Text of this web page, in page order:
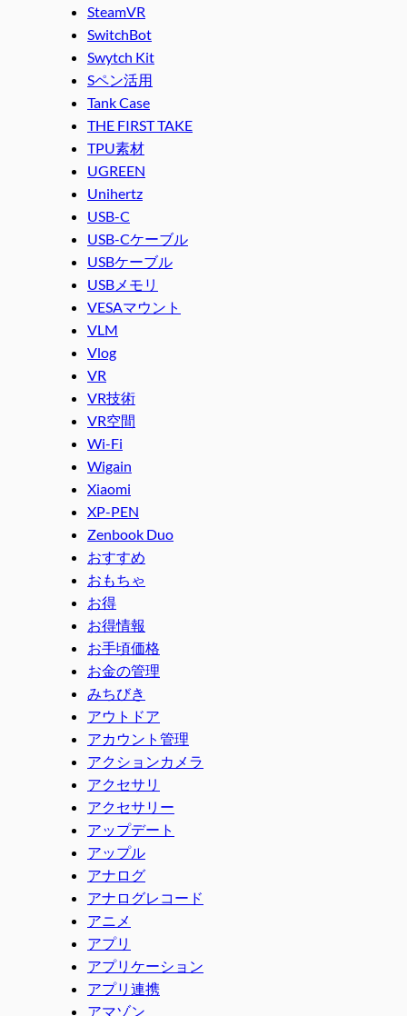
SteamVR
SwitchBot
Swytch Kit
Sペン活用
Tank Case
THE FIRST TAKE
TPU素材
UGREEN
Unihertz
USB-C
USB-Cケーブル
USBケーブル
USBメモリ
VESAマウント
VLM
Vlog
VR
VR技術
VR空間
Wi-Fi
Wigain
Xiaomi
XP-PEN
Zenbook Duo
おすすめ
おもちゃ
お得
お得情報
お手頃価格
お金の管理
みちびき
アウトドア
アカウント管理
アクションカメラ
アクセサリ
アクセサリー
アップデート
アップル
アナログ
アナログレコード
アニメ
アプリ
アプリケーション
アプリ連携
アマゾン